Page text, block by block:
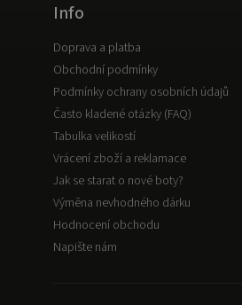
Info
Doprava a platba
Obchodní podmínky
Podmínky ochrany osobních údajů
Často kladené otázky (FAQ)
Tabulka velikostí
Vrácení zboží a reklamace
Jak se starat o nové boty?
Výměna nevhodného dárku
Hodnocení obchodu
Napište nám